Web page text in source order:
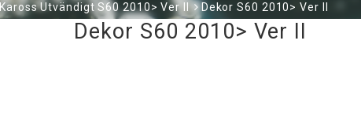
Kaross Utvändigt S60 2010> Ver II Dekor S60 2010> Ver II
Dekor S60 2010> Ver II